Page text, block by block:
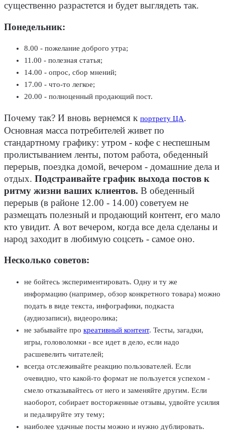
существенно разрастется и будет выглядеть так.
Понедельник:
8.00 - пожелание доброго утра;
11.00 - полезная статья;
14.00 - опрос, сбор мнений;
17.00 - что-то легкое;
20.00 - полноценный продающий пост.
Почему так? И вновь вернемся к портрету ЦА.
Основная масса потребителей живет по
стандартному графику: утром - кофе с неспешным
пролистыванием ленты, потом работа, обеденный
перерыв, поездка домой, вечером - домашние дела и
отдых. Подстраивайте график выхода постов к
ритму жизни ваших клиентов. В обеденный
перерыв (в районе 12.00 - 14.00) советуем не
размещать полезный и продающий контент, его мало
кто увидит. А вот вечером, когда все дела сделаны и
народ заходит в любимую соцсеть - самое оно.
Несколько советов:
не бойтесь экспериментировать. Одну и ту же
информацию (например, обзор конкретного товара) можно
подать в виде текста, инфографики, подкаста
(аудиозаписи), видеоролика;
не забывайте про креативный контент. Тесты, загадки,
игры, головоломки - все идет в дело, если надо
расшевелить читателей;
всегда отслеживайте реакцию пользователей. Если
очевидно, что какой-то формат не пользуется успехом -
смело отказывайтесь от него и заменяйте другим. Если
наоборот, собирает восторженные отзывы, удвойте усилия
и педалируйте эту тему;
наиболее удачные посты можно и нужно дублировать.